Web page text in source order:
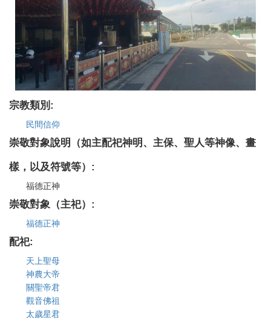
宗教類別:
民間信仰
崇敬對象說明（如主配祀神明、主保、聖人等神像、畫
樣，以及符號等）:
福德正神
崇敬對象（主祀）:
福德正神
配祀:
天上聖母
神農大帝
關聖帝君
觀音佛祖
太歲星君